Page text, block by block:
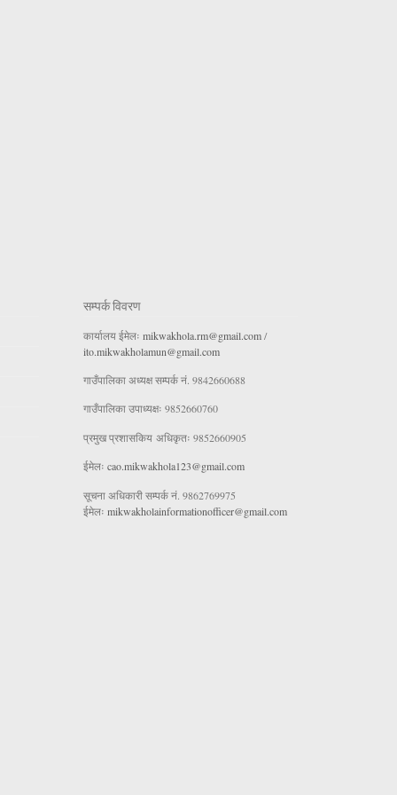
सम्पर्क विवरण
कार्यालय ईमेलः mikwakhola.rm@gmail.com/
ito.mikwakholamun@gmail.com
गाउँपालिका अध्यक्ष सम्पर्क नं. 9842660688
गाउँपालिका उपाध्यक्षः 9852660760
प्रमुख प्रशासकिय अधिकृतः 9852660905
ईमेलः cao.mikwakhola123@gmail.com
सूचना अधिकारी सम्पर्क नं. 9862769975
ईमेलः mikwakholainformationofficer@gmail.com